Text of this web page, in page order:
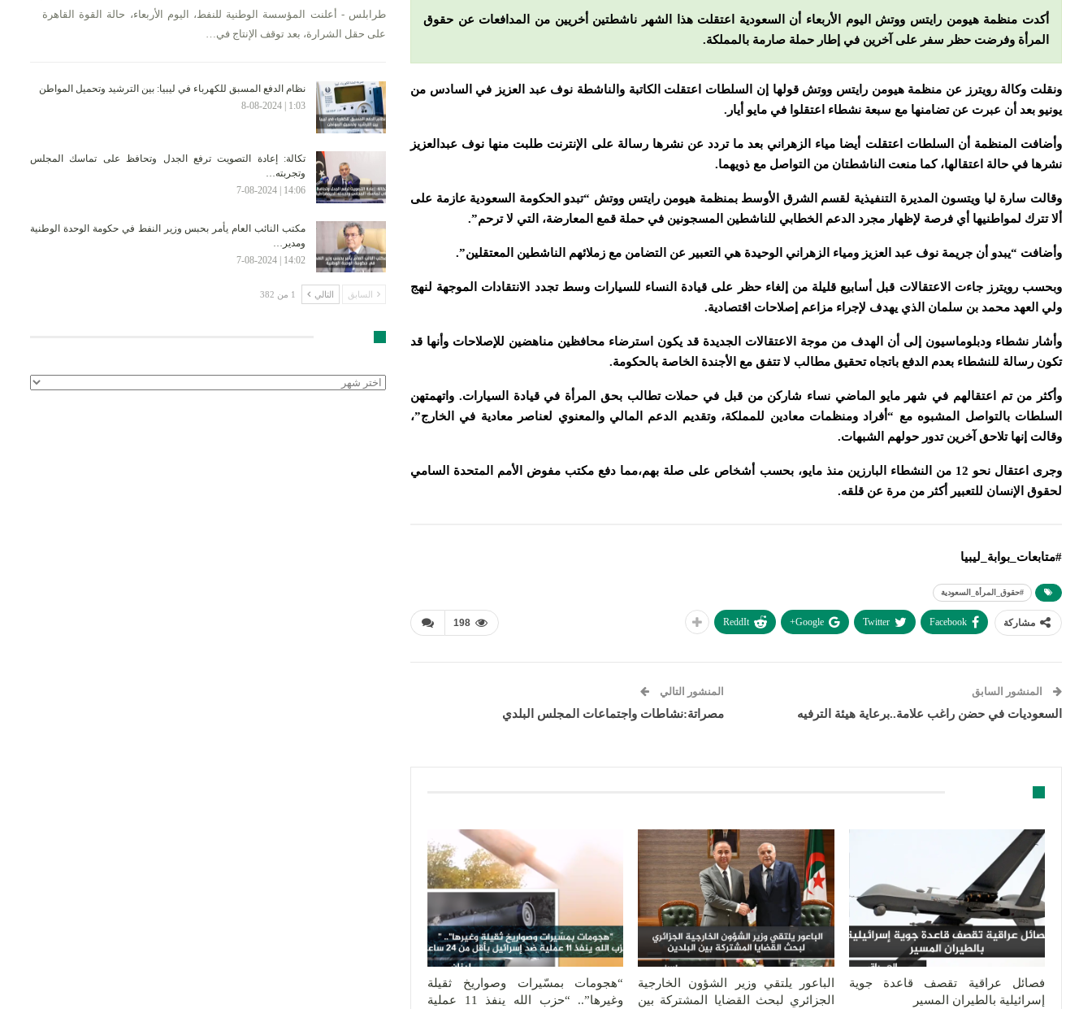
أكدت منظمة هيومن رايتس ووتش اليوم الأربعاء أن السعودية اعتقلت هذا الشهر ناشطتين أخريين من المدافعات عن حقوق
المرأة وفرضت حظر سفر على آخرين في إطار حملة صارمة بالمملكة.
ونقلت وكالة رويترز عن منظمة هيومن رايتس ووتش قولها إن السلطات اعتقلت الكاتبة والناشطة نوف عبد العزيز في السادس من
يونيو بعد أن عبرت عن تضامنها مع سبعة نشطاء اعتقلوا في مايو أيار.
وأضافت المنظمة أن السلطات اعتقلت أيضا مياء الزهراني بعد ما تردد عن نشرها رسالة على الإنترنت طلبت منها نوف عبدالعزيز
نشرها في حالة اعتقالها، كما منعت الناشطتان من التواصل مع ذويهما.
وقالت سارة ليا ويتسون المديرة التنفيذية لقسم الشرق الأوسط بمنظمة هيومن رايتس ووتش “تبدو الحكومة السعودية عازمة على
ألا تترك لمواطنيها أي فرصة لإظهار مجرد الدعم الخطابي للناشطين المسجونين في حملة قمع المعارضة، التي لا ترحم”.
وأضافت “يبدو أن جريمة نوف عبد العزيز ومياء الزهراني الوحيدة هي التعبير عن التضامن مع زملائهم الناشطين المعتقلين”.
وبحسب رويترز جاءت الاعتقالات قبل أسابيع قليلة من إلغاء حظر على قيادة النساء للسيارات وسط تجدد الانتقادات الموجهة لنهج
ولي العهد محمد بن سلمان الذي يهدف لإجراء مزاعم إصلاحات اقتصادية.
وأشار نشطاء ودبلوماسيون إلى أن الهدف من موجة الاعتقالات الجديدة قد يكون استرضاء محافظين مناهضين للإصلاحات وأنها قد
تكون رسالة للنشطاء بعدم الدفع باتجاه تحقيق مطالب لا تتفق مع الأجندة الخاصة بالحكومة.
وأكثر من تم اعتقالهم في شهر مايو الماضي نساء شاركن من قبل في حملات تطالب بحق المرأة في قيادة السيارات. واتهمتهن
السلطات بالتواصل المشبوه مع “أفراد ومنظمات معادين للمملكة، وتقديم الدعم المالي والمعنوي لعناصر معادية في الخارج”،
وقالت إنها تلاحق آخرين تدور حولهم الشبهات.
وجرى اعتقال نحو 12 من النشطاء البارزين منذ مايو، بحسب أشخاص على صلة بهم،مما دفع مكتب مفوض الأمم المتحدة السامي
لحقوق الإنسان للتعبير أكثر من مرة عن قلقه.
#متابعات_بوابة_ليبيا
#حقوق_المرأة_السعودية
198 مشاركة Facebook
Twitter
Google+
ReddIt
المنشور السابق
السعوديات في حضن راغب علامة..برعاية هيئة الترفيه
المنشور التالي
مصراتة:نشاطات واجتماعات المجلس البلدي
فصائل عراقية تقصف قاعدة جوية
إسرائيلية بالطيران المسير
الباعور يلتقي وزير الشؤون الخارجية
الجزائري لبحث القضايا المشتركة بين
“هجومات بمسّيرات وصواريخ ثقيلة
وغيرها”.. “حزب الله ينفذ 11 عملية
طرابلس - أعلنت المؤسسة الوطنية للنفط، اليوم الأربعاء، حالة القوة القاهرة
على حقل الشرارة، بعد توقف الإنتاج في…
نظام الدفع المسبق للكهرباء في ليبيا: بين الترشيد وتحميل المواطن
1:03 | 8-08-2024
تكالة: إعادة التصويت ترفع الجدل وتحافظ على تماسك المجلس
وتجربته…
14:06 | 7-08-2024
مكتب النائب العام يأمر بحبس وزير النفط في حكومة الوحدة الوطنية
ومدير…
14:02 | 7-08-2024
السابق التالي 1 من 382
الأرشيف